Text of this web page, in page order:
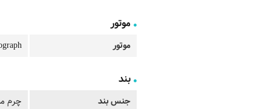
موتور
موتور
بند
جنس بند چرم